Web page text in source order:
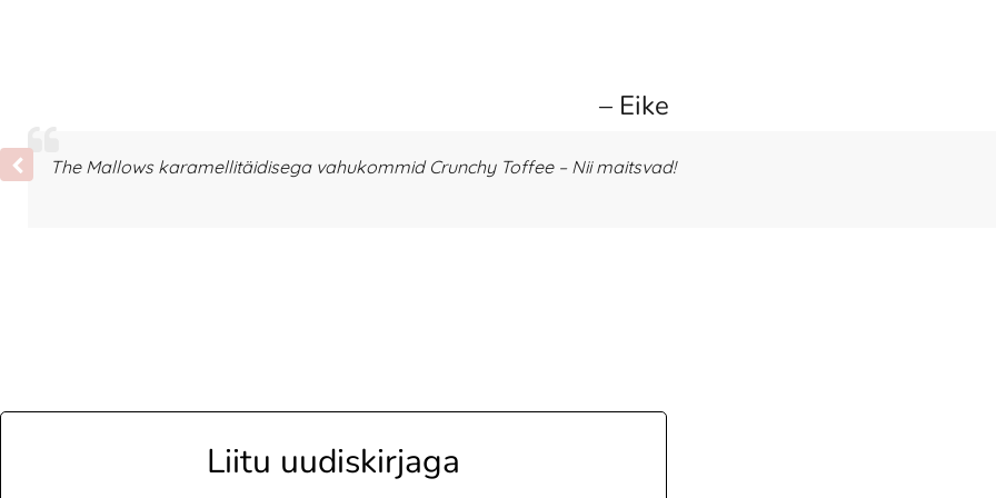
– Eike
The Mallows karamellitäidisega vahukommid Crunchy Toffee – Nii maitsvad!
Liitu uudiskirjaga